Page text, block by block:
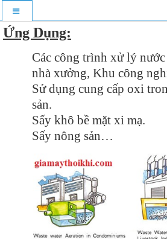
Ứng Dụng:
Các công trình xử lý
nhà xưởng, Khu công
Sử dụng cung cấp oxi
sản.
Sấy khô bề mặt xi mạ.
Sấy nông sản…